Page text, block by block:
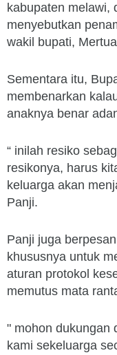
kabupaten melawi,
menyebutkan
wakil bupati,
Sementara itu,
membenarkan
anaknya benar
“ inilah resiko
resikonya, harus
keluarga akan
Panji.
Panji juga
khususnya untuk
aturan protokol
memutus mata
" mohon dukungan
kami sekeluarga